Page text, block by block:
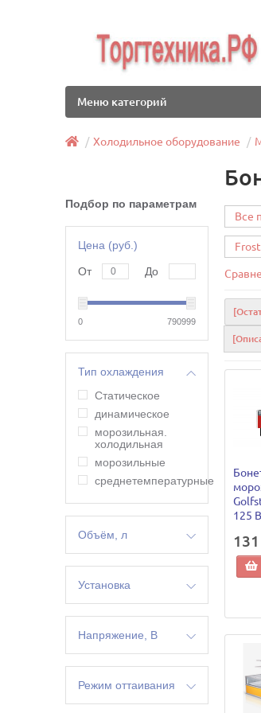
Меню категорий
Холодильное оборудование
Подбор по параметрам
Цена (руб.)
От До
0 790999
Тип охлаждения
Статическое
динамическое
морозильная.
холодильная
морозильные
среднетемпературные
Объём, л
1010 л
180
203
230
480
491
508
Установка
линейная
островная
пристенная /
островная
торец
Напряжение, В
220
Режим оттаивания
Все
125